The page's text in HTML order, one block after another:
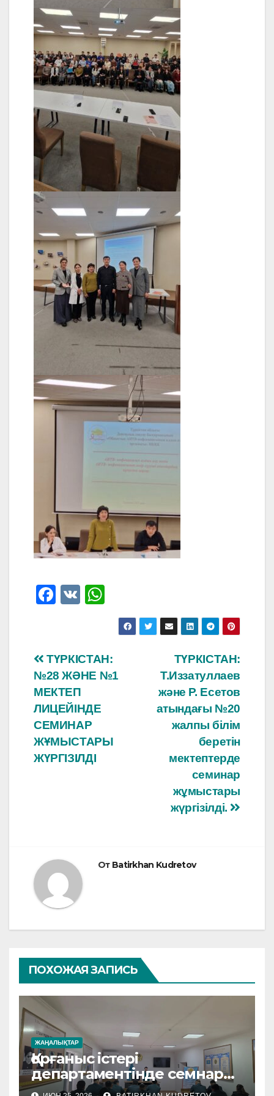
F
e
b
o
o
k
V
at
s
A
Навигация
по
записям
ТҮРКІСТАН:
Т.Иззатуллаев
және Р. Есетов
атындағы №20
жалпы білім
беретін
мектептерде
семинар
жұмыстары
жүргізілді.
ТҮРКІСТАН:
№28 ЖӘНЕ №1
МЕКТЕП
ЛИЦЕЙІНДЕ
СЕМИНАР
ЖҰМЫСТАРЫ
ЖҮРГІЗІЛДІ
От Batirkhan Kudretov
ПОХОЖАЯ ЗАПИСЬ
ЖАҢАЛЫҚТАР
Қорғаныс істері
департаментінде семнар
өтті